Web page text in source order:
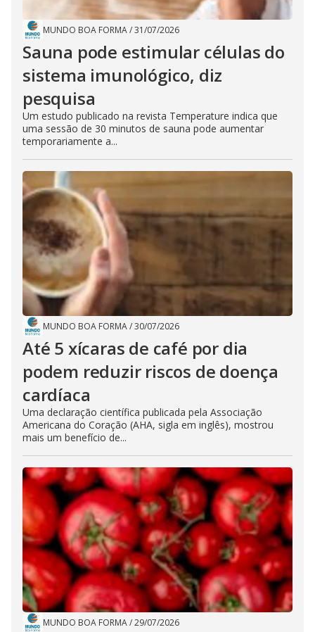
MUNDO BOA FORMA/31/07/2026
Sauna pode estimular células do
sistema imunológico, diz
pesquisa
Um estudo publicado na revista Temperature indica que
uma sessão de 30 minutos de sauna pode aumentar
temporariamente a...
MUNDO BOA FORMA/30/07/2026
Até 5 xícaras de café por dia
podem reduzir riscos de doença
cardíaca
Uma declaração científica publicada pela Associação
Americana do Coração (AHA, sigla em inglês), mostrou
mais um benefício de...
MUNDO BOA FORMA/29/07/2026